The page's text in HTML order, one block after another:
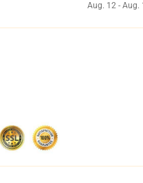
Aug. 12 - Aug.